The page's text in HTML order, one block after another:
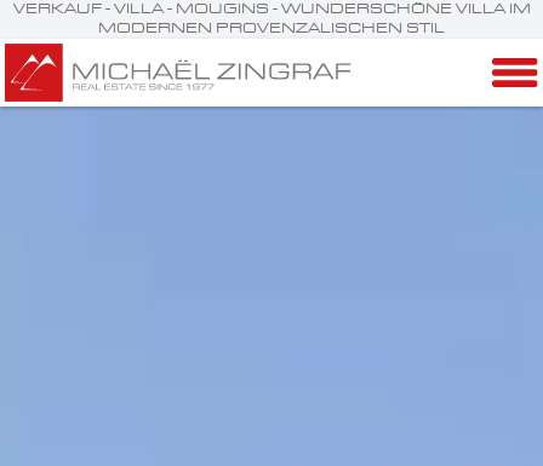
VERKAUF - VILLA - MOUGINS - WUNDERSCHÖNE VILLA IM
MODERNEN PROVENZALISCHEN STIL